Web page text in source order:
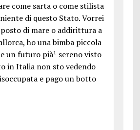
come sarta o come stilista
di questo Stato. Vorrei
di mare o addirittura a
ho una bimba piccola
un futuro pià¹ sereno visto
in Italia non sto vedendo
e pago un botto